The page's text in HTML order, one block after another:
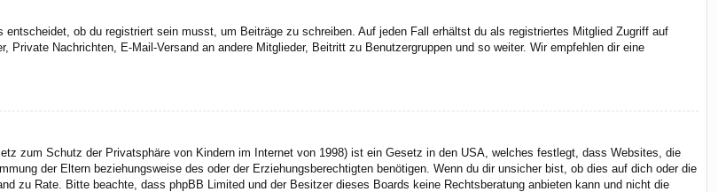
ob du registriert sein musst, um Beiträge zu schreiben. Auf jeden Fall erhältst du als registriertes Mitglied Zugriff auf
Nachrichten, E-Mail-Versand an andere Mitglieder, Beitritt zu Benutzergruppen und so weiter. Wir empfehlen dir eine
zum Schutz der Privatsphäre von Kindern im Internet von 1998) ist ein Gesetz in den USA, welches festlegt, dass Websites, die
der Eltern beziehungsweise des oder der Erziehungsberechtigten benötigen. Wenn du dir unsicher bist, ob dies auf dich oder die
zu Rate. Bitte beachte, dass phpBB Limited und der Besitzer dieses Boards keine Rechtsberatung anbieten kann und nicht die